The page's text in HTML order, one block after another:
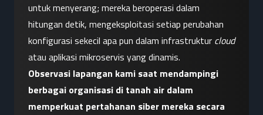
untuk menyerang; mereka beroperasi dalam
hitungan detik, mengeksploitasi setiap perubahan
konfigurasi sekecil apa pun dalam infrastruktur cloud
atau aplikasi mikroservis yang dinamis.
Observasi lapangan kami saat mendampingi
berbagai organisasi di tanah air dalam
memperkuat pertahanan siber mereka secara